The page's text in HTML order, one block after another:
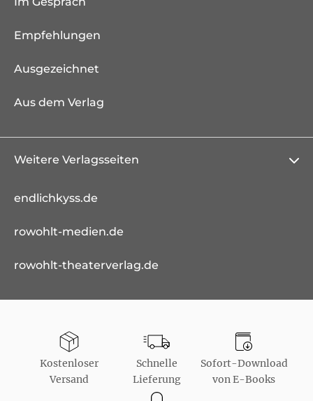
Empfehlungen
Ausgezeichnet
Aus dem Verlag
Weitere Verlagsseiten
endlichkyss.de
rowohlt-medien.de
rowohlt-theaterverlag.de
Kostenloser
Versand
Schnelle
Lieferung
Sofort-Download
von E-Books